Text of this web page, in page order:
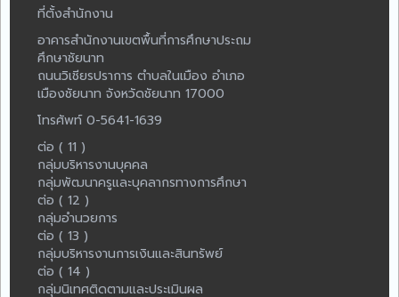
ที่ตั้งสำนักงาน
อาคารสำนักงานเขตพื้นที่การศึกษาประถม
ศึกษาชัยนาท
ถนนวิเชียรปราการ ตำบลในเมือง อำเภอ
เมืองชัยนาท จังหวัดชัยนาท 17000
โทรศัพท์ 0-5641-1639
ต่อ ( 11 )
กลุ่มบริหารงานบุคคล
กลุ่มพัฒนาครูและบุคลากรทางการศึกษา
ต่อ ( 12 )
กลุ่มอำนวยการ
ต่อ ( 13 )
กลุ่มบริหารงานการเงินและสินทรัพย์
ต่อ ( 14 )
กลุ่มนิเทศติดตามและประเมินผล